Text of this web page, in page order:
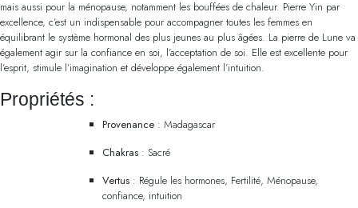
mais aussi pour la ménopause, notamment les bouffées de chaleur. Pierre Yin par
excellence, c’est un indispensable pour accompagner toutes les femmes en
équilibrant le système hormonal des plus jeunes au plus âgées. La pierre de Lune va
également agir sur la confiance en soi, l’acceptation de soi. Elle est excellente pour
l’esprit, stimule l’imagination et développe également l’intuition.
Propriétés :
Provenance : Madagascar
Chakras : Sacré
Vertus : Régule les hormones, Fertilité, Ménopause,
confiance, intuition